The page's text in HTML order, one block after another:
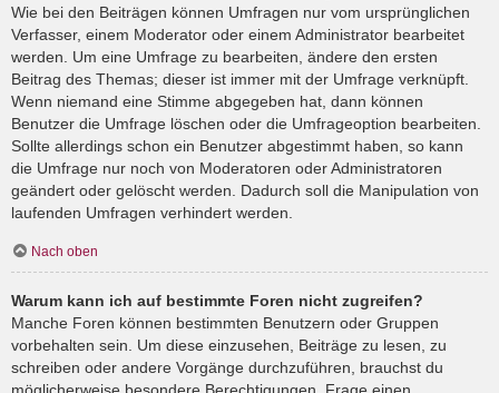
Wie bei den Beiträgen können Umfragen nur vom ursprünglichen
Verfasser, einem Moderator oder einem Administrator bearbeitet
werden. Um eine Umfrage zu bearbeiten, ändere den ersten
Beitrag des Themas; dieser ist immer mit der Umfrage verknüpft.
Wenn niemand eine Stimme abgegeben hat, dann können
Benutzer die Umfrage löschen oder die Umfrageoption bearbeiten.
Sollte allerdings schon ein Benutzer abgestimmt haben, so kann
die Umfrage nur noch von Moderatoren oder Administratoren
geändert oder gelöscht werden. Dadurch soll die Manipulation von
laufenden Umfragen verhindert werden.
Nach oben
Warum kann ich auf bestimmte Foren nicht zugreifen?
Manche Foren können bestimmten Benutzern oder Gruppen
vorbehalten sein. Um diese einzusehen, Beiträge zu lesen, zu
schreiben oder andere Vorgänge durchzuführen, brauchst du